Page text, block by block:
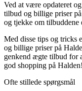
Ved at være opdateret
tilbud og billige priser
og tjekke om
Med disse tips og tricks
og billige priser på
genkend ægte tilbud for
god shopping på Halden!
Ofte stillede spørgsmål